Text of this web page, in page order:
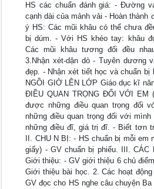
HS các chuẩn đánh giá: - Đường
cạnh dài của mảnh vải - Hoàn thành
ý HS: Các mũi khâu có thể chưa
bị dúm. - Với HS khéo tay: khâu
Các mũi khâu tương đối đều
3.Nhận xét-dặn dò - Tuyên dương
đẹp. - Nhận xét tiết học và chuẩn bị
NGỒI GIỜ LÊN LỚP Giáo dục kĩ
ĐIỀU QUAN TRỌNG ĐỐI VỚI EM
được những điều quan trọng đối
những điều quan trọng đối với
những điều đĩ, giá trị đĩ. - Biết tơn
II. CHU N BỊ: - HS chuẩn bị mỗi em
giấy) - GV chuẩn bị phiếu. III. CÁC
Giới thiệu: - GV giới thiệu 6 chủ
Giới thiệu bài học. 2. Các hoạt
GV đọc cho HS nghe câu chuyện